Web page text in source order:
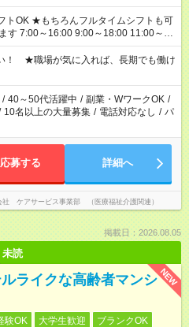
シフトも可
す 7:00～16:00 9:00～18:00 11:00～
内できません ※法令に基づき、週20時
の加入対象となります ※労働者派遣法
）により、短時間・短期間の就業はご
ます
！ ★職場が気に入れば、長期でも働け
/ 40～50代活躍中 / 副業・WワークOK /
10名以上の大量募集 / 電話対応なし / パ
応募する 詳細へ
社 ケアサービス事業部 （医療福祉介護関連）
掲載日：2026.08.05
未読
NEW
ライクな高齢者マンシ
験OK 大学生歓迎
ブランクOK